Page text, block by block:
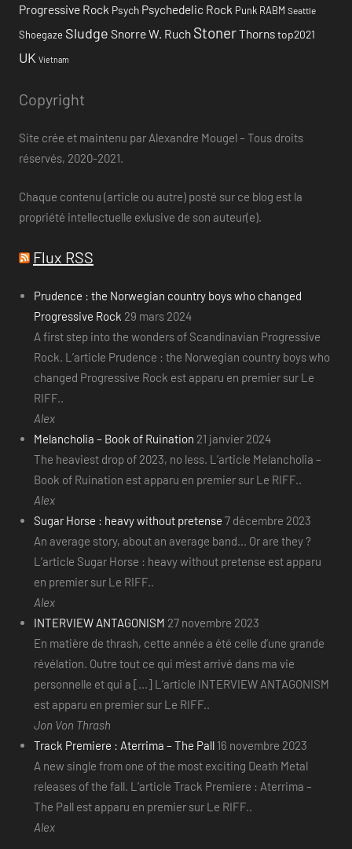
Progressive Rock Psych Psychedelic Rock Punk RABM Seattle
Shoegaze Sludge Snorre W. Ruch StonerThornstop2021
UK Vietnam
Copyright
Site crée et maintenu par Alexandre Mougel – Tous droits
réservés, 2020-2021.
Chaque contenu (article ou autre) posté sur ce blog est la
propriété intellectuelle exlusive de son auteur(e).
Flux RSS
Prudence : the Norwegian country boys who changed
Progressive Rock 29 mars 2024
A first step into the wonders of Scandinavian Progressive
Rock. L’article Prudence : the Norwegian country boys who
changed Progressive Rock est apparu en premier sur Le
RIFF..
Alex
Melancholia – Book of Ruination 21 janvier 2024
The heaviest drop of 2023, no less. L’article Melancholia –
Book of Ruination est apparu en premier sur Le RIFF..
Alex
Sugar Horse : heavy without pretense 7 décembre 2023
An average story, about an average band... Or are they ?
L’article Sugar Horse : heavy without pretense est apparu
en premier sur Le RIFF..
Alex
INTERVIEW ANTAGONISM 27 novembre 2023
En matière de thrash, cette année a été celle d’une grande
révélation. Outre tout ce qui m’est arrivé dans ma vie
personnelle et qui a [...] L’article INTERVIEW ANTAGONISM
est apparu en premier sur Le RIFF..
Jon Von Thrash
Track Premiere : Aterrima – The Pall 16 novembre 2023
A new single from one of the most exciting Death Metal
releases of the fall. L’article Track Premiere : Aterrima –
The Pall est apparu en premier sur Le RIFF..
Alex